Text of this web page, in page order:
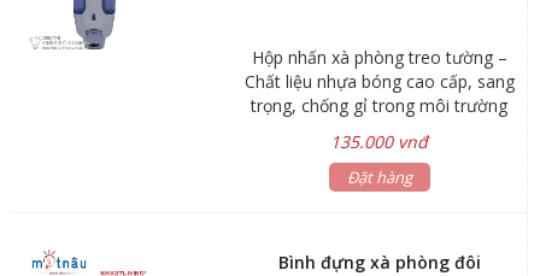
Hộp nhấn xà phòng treo tường –
Chất liệu nhựa bóng cao cấp, sang
trọng, chống gỉ trong môi trường
ẩm ướt lâu dài – Có mắt cảnh báo
khi sắp hết dung dịch nước rửa tay.
Chất liệu: nhựa cao cấp. Dung tích:
135.000 vnđ
Đặt hàng
Bình đựng xà phòng đôi